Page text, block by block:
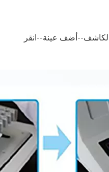
أضف عينة--انقر